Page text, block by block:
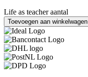
Life as teacher aantal
Toevoegen aan winkelwagen